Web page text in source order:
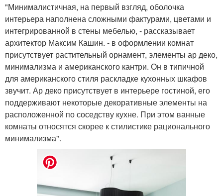
"Минималистичная, на первый взгляд, оболочка
интерьера наполнена сложными фактурами, цветами и
интегрированной в стены мебелью, - рассказывает
архитектор Максим Кашин. - в оформлении комнат
присутствует растительный орнамент, элементы ар деко,
минимализма и американского кантри. Он в типичной
для американского стиля раскладке кухонных шкафов
звучит. Ар деко присутствует в интерьере гостиной, его
поддерживают некоторые декоративные элементы на
расположенной по соседству кухне. При этом ванные
комнаты относятся скорее к стилистике рационального
минимализма".